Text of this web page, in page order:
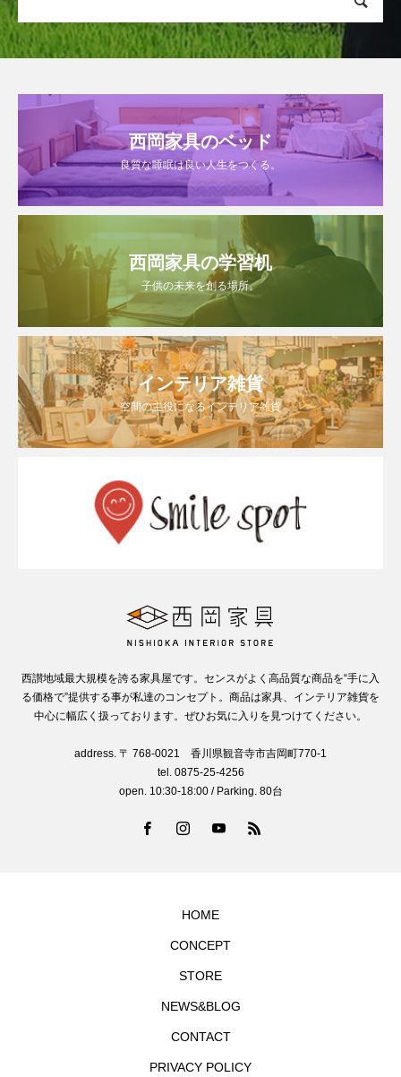
西岡家具のベッド
良質な睡眠は良い人生をつくる。
西岡家具の学習机
子供の未来を創る場所。
インテリア雑貨
空間の主役になるインテリア雑貨
西讃地域最大規模を誇る家具屋です。センスがよく高品質な商品を“手に入
る価格で”提供する事が私達のコンセプト。商品は家具、インテリア雑貨を
中心に幅広く扱っております。ぜひお気に入りを見つけてください。
address. 〒 768-0021 香川県観音寺市吉岡町770-1
tel. 0875-25-4256
open. 10:30-18:00 / Parking. 80台
HOME
CONCEPT
STORE
NEWS&BLOG
CONTACT
PRIVACY POLICY